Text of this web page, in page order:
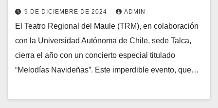
9 DE DICIEMBRE DE 2024 ADMIN
El Teatro Regional del Maule (TRM), en colaboración
con la Universidad Autónoma de Chile, sede Talca,
cierra el año con un concierto especial titulado
“Melodías Navideñas”. Este imperdible evento, que…